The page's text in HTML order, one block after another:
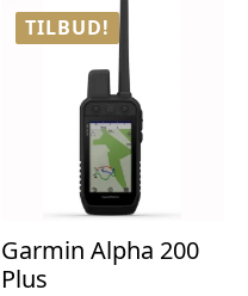
TILBUD!
Garmin Alpha 200
Plus